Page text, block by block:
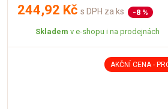
244,92 Kč s DPH za ks -8 %
Skladem v e-shopu i na prodejnách
AKČNÍ CENA -